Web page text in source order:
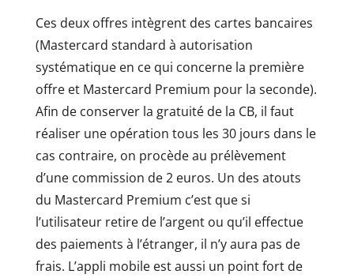
Ces deux offres intègrent des cartes bancaires
(Mastercard standard à autorisation
systématique en ce qui concerne la première
offre et Mastercard Premium pour la seconde).
Afin de conserver la gratuité de la CB, il faut
réaliser une opération tous les 30 jours dans le
cas contraire, on procède au prélèvement
d’une commission de 2 euros. Un des atouts
du Mastercard Premium c’est que si
l’utilisateur retire de l’argent ou qu’il effectue
des paiements à l’étranger, il n’y aura pas de
frais. L’appli mobile est aussi un point fort de